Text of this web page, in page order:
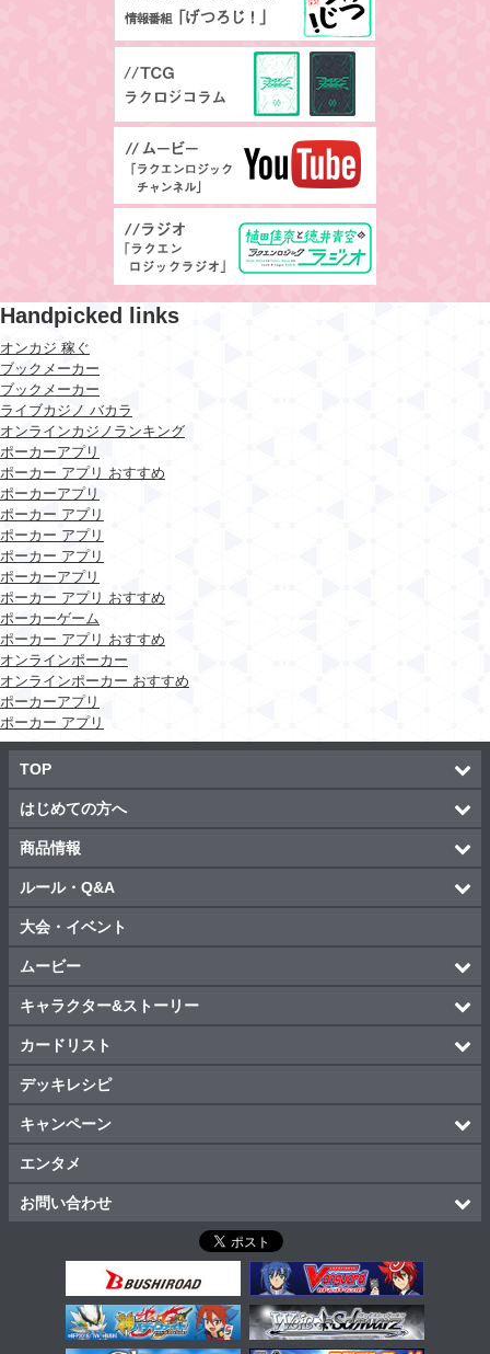
Handpicked links
オンカジ 稼ぐ
ブックメーカー
ブックメーカー
ライブカジノ バカラ
オンラインカジノランキング
ポーカーアプリ
ポーカー アプリ おすすめ
ポーカーアプリ
ポーカー アプリ
ポーカー アプリ
ポーカー アプリ
ポーカーアプリ
ポーカー アプリ おすすめ
ポーカーゲーム
ポーカー アプリ おすすめ
オンラインポーカー
オンラインポーカー おすすめ
ポーカーアプリ
ポーカー アプリ
TOP
はじめての方へ
商品情報
ルール・Q&A
大会・イベント
ムービー
キャラクター&ストーリー
カードリスト
デッキレシピ
キャンペーン
エンタメ
お問い合わせ